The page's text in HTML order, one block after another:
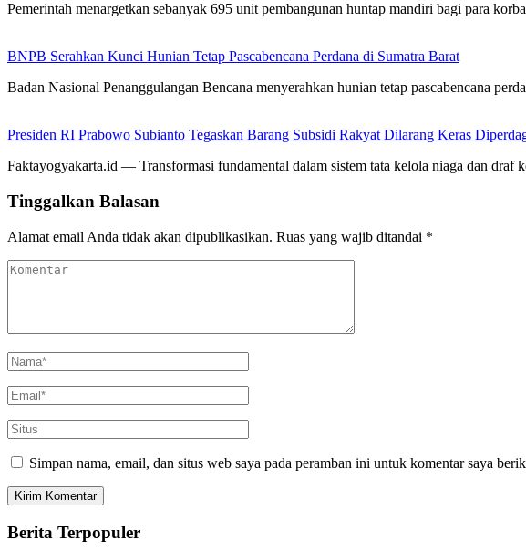
Pemerintah menargetkan sebanyak 695 unit pembangunan huntap mandiri bagi para
BNPB Serahkan Kunci Hunian Tetap Pascabencana Perdana di Sumatra Barat
Badan Nasional Penanggulangan Bencana menyerahkan hunian tetap pascabencana
Presiden RI Prabowo Subianto Tegaskan Barang Subsidi Rakyat Dilarang Keras
Faktayogyakarta.id — Transformasi fundamental dalam sistem tata kelola niaga dan draf
Tinggalkan Balasan
Alamat email Anda tidak akan dipublikasikan. Ruas yang wajib ditandai *
Simpan nama, email, dan situs web saya pada peramban ini untuk komentar saya
Berita Terpopuler